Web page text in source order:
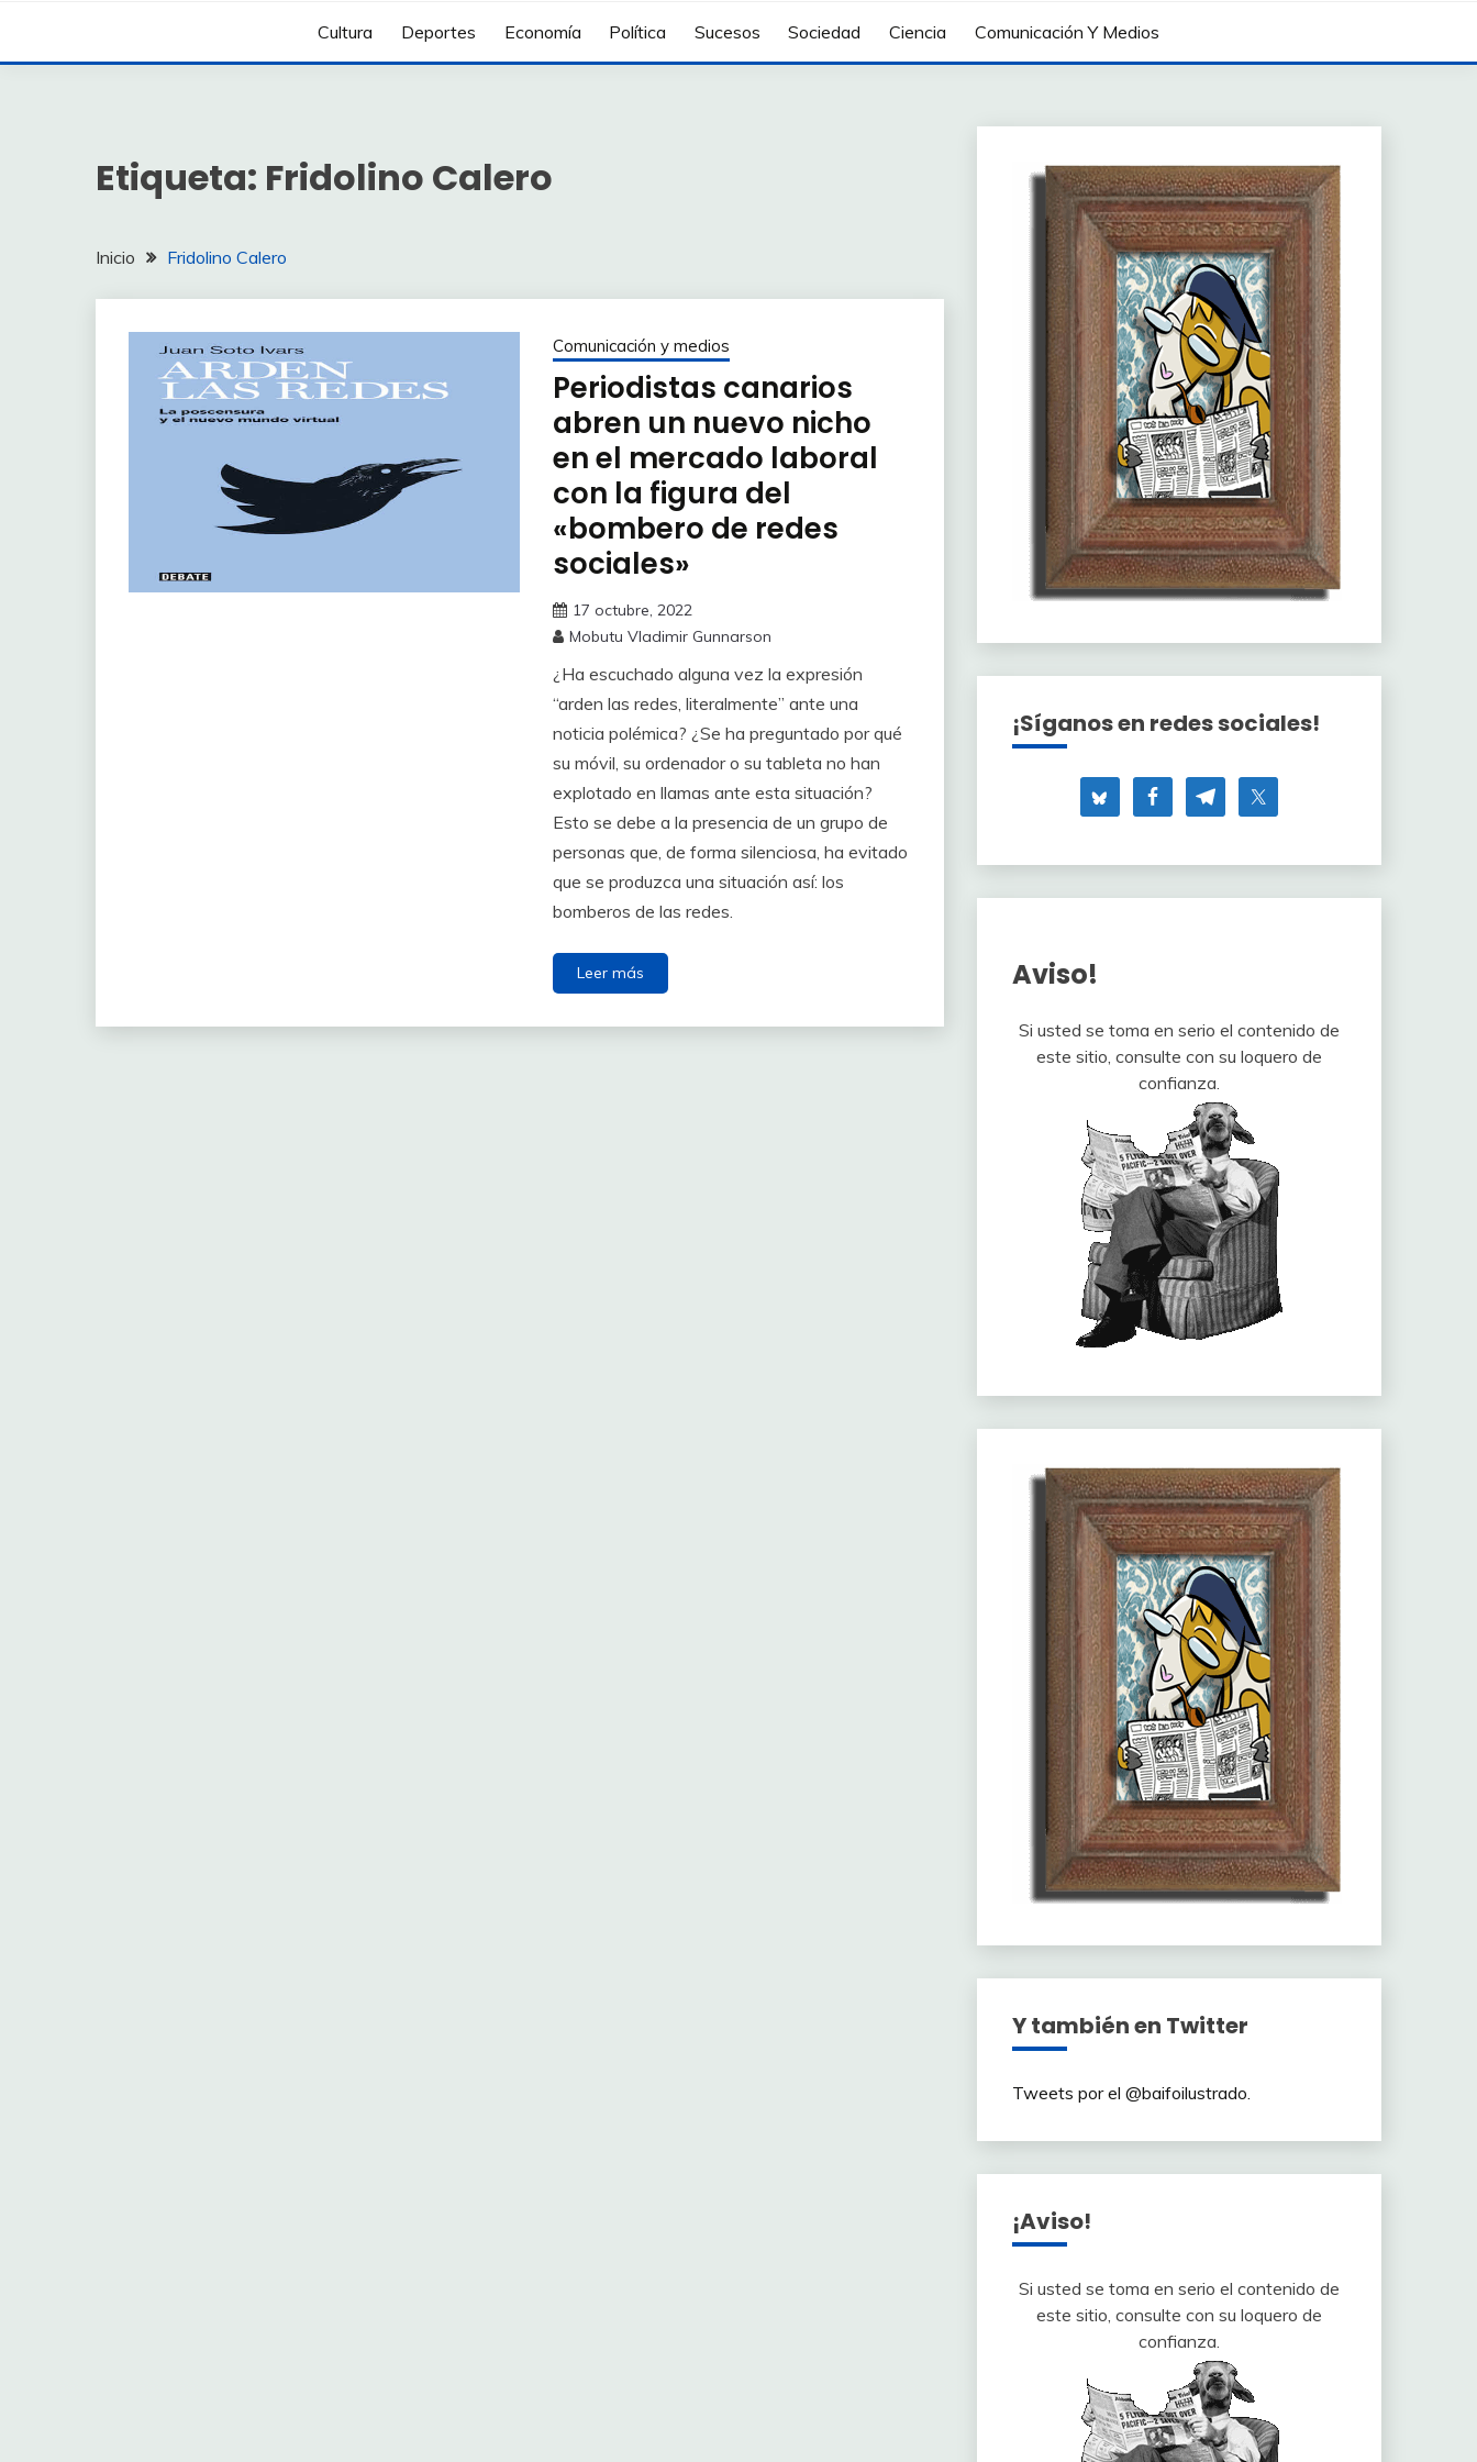
Cultura Deportes Economía Política Sucesos Sociedad Ciencia Comunicación Y Medios
Etiqueta: Fridolino Calero
Inicio Fridolino Calero
Comunicación y medios
Periodistas canarios
abren un nuevo nicho
en el mercado laboral
con la figura del
«bombero de redes
sociales»
17 octubre, 2022
Mobutu Vladimir Gunnarson
¿Ha escuchado alguna vez la expresión
“arden las redes, literalmente” ante una
noticia polémica? ¿Se ha preguntado por qué
su móvil, su ordenador o su tableta no han
explotado en llamas ante esta situación?
Esto se debe a la presencia de un grupo de
personas que, de forma silenciosa, ha evitado
que se produzca una situación así: los
bomberos de las redes.
Leer más
¡Síganos en redes sociales!
Aviso!
Si usted se toma en serio el contenido de
este sitio, consulte con su loquero de
confianza.
Y también en Twitter
Tweets por el @baifoilustrado.
¡Aviso!
Si usted se toma en serio el contenido de
este sitio, consulte con su loquero de
confianza.